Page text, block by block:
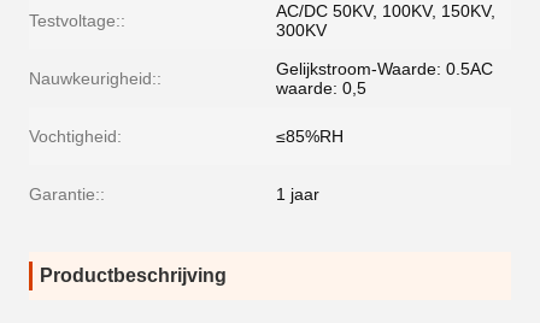
Testvoltage::
AC/DC 50KV, 100KV, 150KV,
300KV
Nauwkeurigheid::
Gelijkstroom-Waarde: 0.5AC
waarde: 0,5
Vochtigheid: ≤85%RH
Garantie:: 1 jaar
Productbeschrijving